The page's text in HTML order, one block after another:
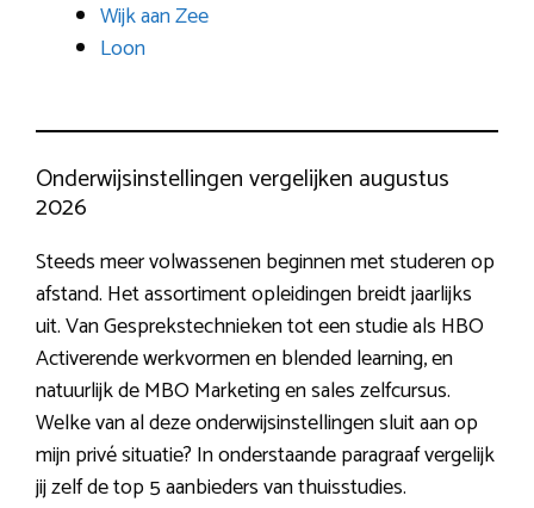
Wijk aan Zee
Loon
Onderwijsinstellingen vergelijken augustus
2026
Steeds meer volwassenen beginnen met studeren op
afstand. Het assortiment opleidingen breidt jaarlijks
uit. Van Gesprekstechnieken tot een studie als HBO
Activerende werkvormen en blended learning, en
natuurlijk de MBO Marketing en sales zelfcursus.
Welke van al deze onderwijsinstellingen sluit aan op
mijn privé situatie? In onderstaande paragraaf vergelijk
jij zelf de top 5 aanbieders van thuisstudies.